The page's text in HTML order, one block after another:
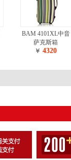
BAM 4101XL中音
萨克斯箱
￥ 4320